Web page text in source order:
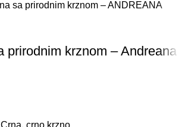
prirodnim krznom – Andreana